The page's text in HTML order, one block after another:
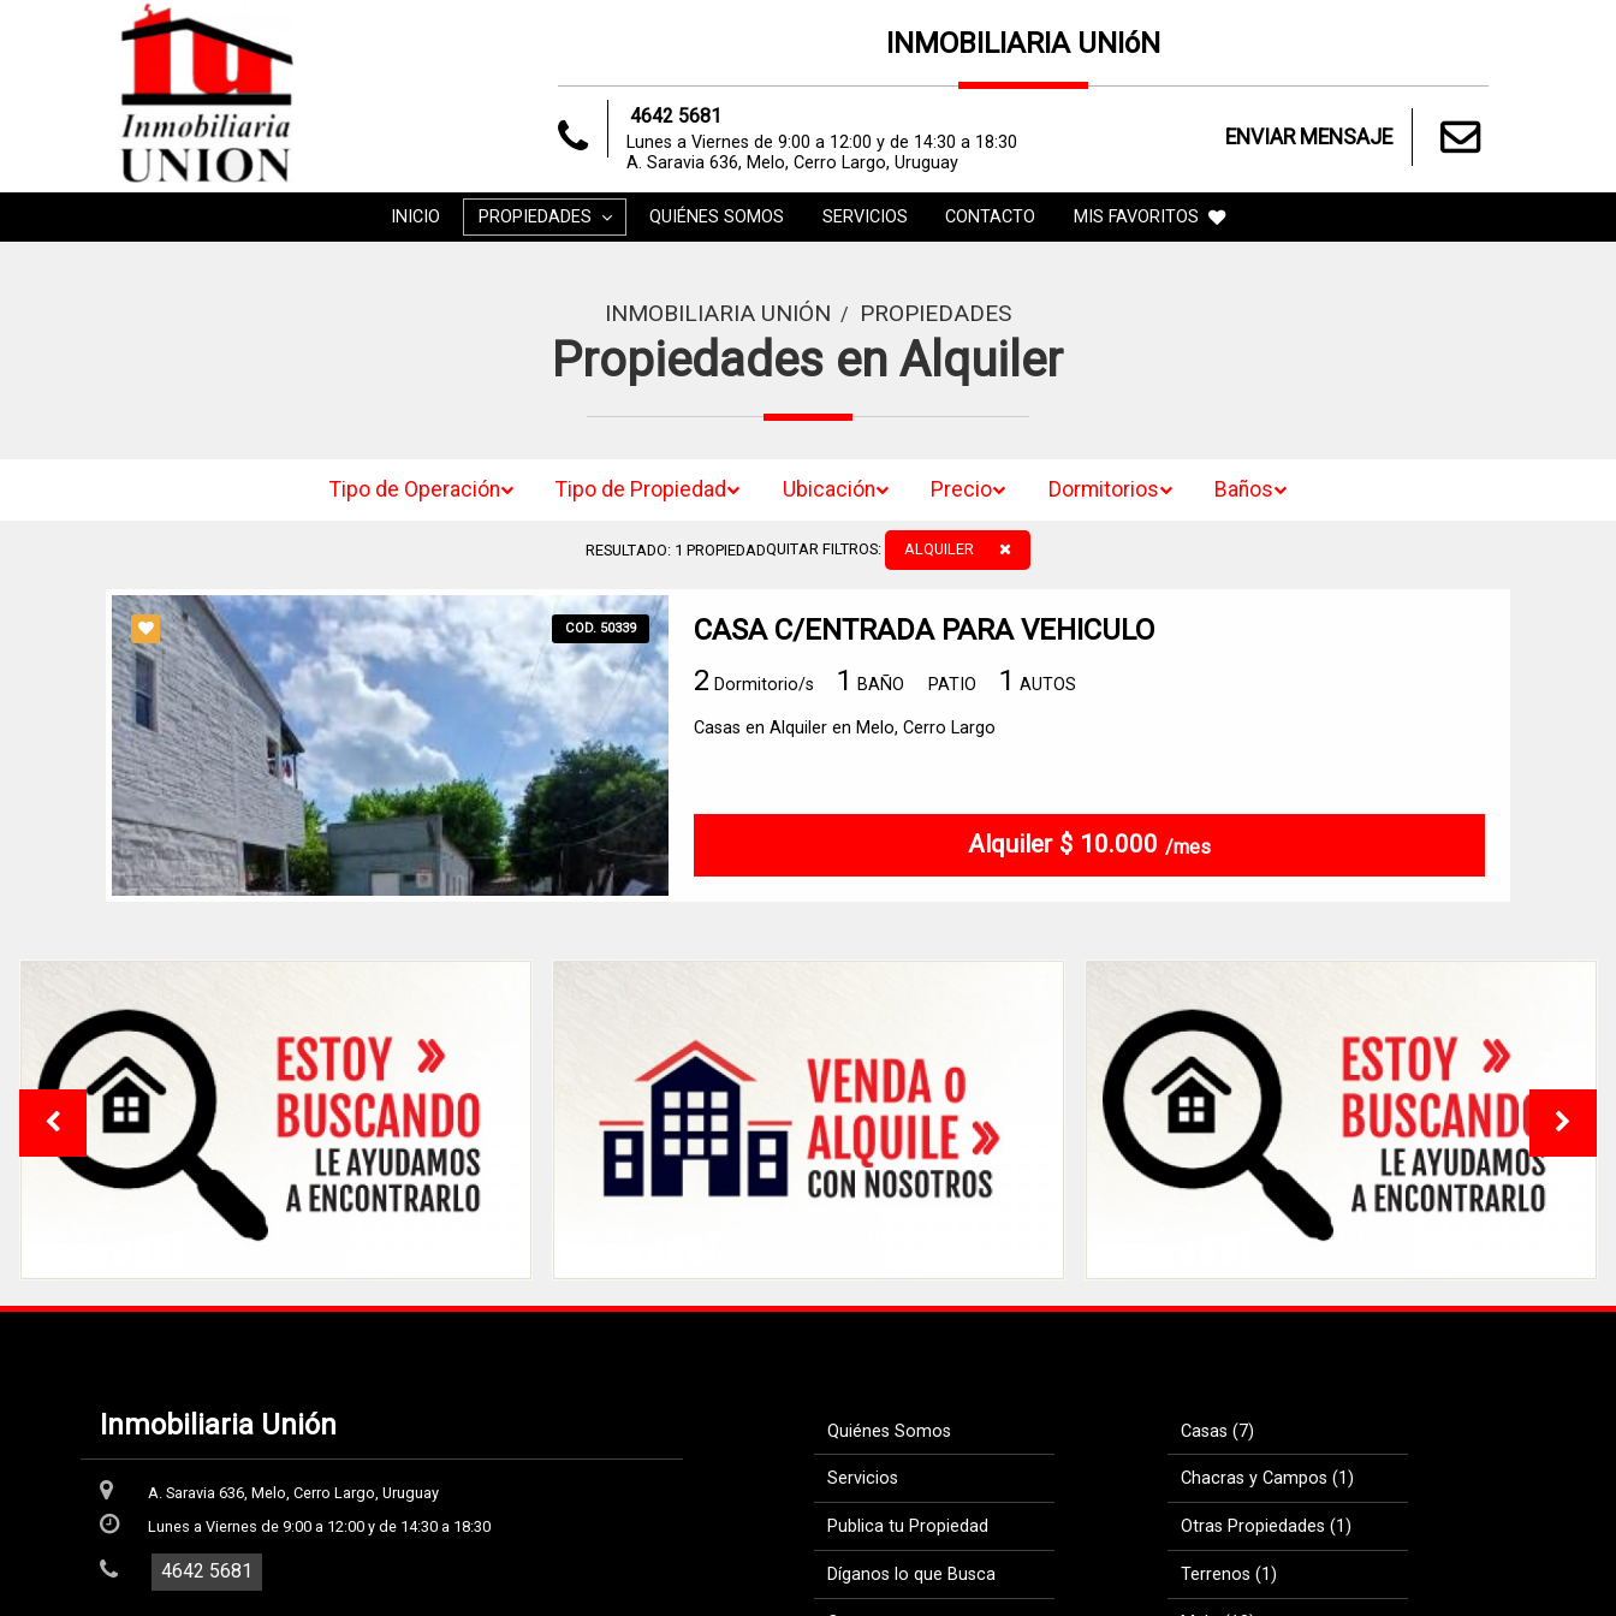
INMOBILIARIA UNIóN
4642 5681
Lunes a Viernes de 9:00 a 12:00 y de 14:30 a 18:30
A. Saravia 636, Melo, Cerro Largo, Uruguay
ENVIAR MENSAJE
INICIO PROPIEDADES QUIÉNES SOMOS SERVICIOS CONTACTO MIS FAVORITOS
INMOBILIARIA UNIÓN / PROPIEDADES
Propiedades en Alquiler
Tipo de Operación Tipo de Propiedad Ubicación Precio Dormitorios Baños
RESULTADO: 1 PROPIEDADQUITAR FILTROS: ALQUILER
COD. 50339
CASA C/ENTRADA PARA VEHICULO
2 Dormitorio/s 1 BAÑO PATIO 1 AUTOS
Casas en Alquiler en Melo, Cerro Largo
Alquiler $ 10.000 /mes
Inmobiliaria Unión
A. Saravia 636, Melo, Cerro Largo, Uruguay
Lunes a Viernes de 9:00 a 12:00 y de 14:30 a 18:30
4642 5681
Quiénes Somos
Servicios
Publica tu Propiedad
Díganos lo que Busca
Casas (7)
Chacras y Campos (1)
Otras Propiedades (1)
Terrenos (1)